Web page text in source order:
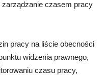
czasem pracy
pracy na liście obecności
widzenia prawnego,
czasu pracy,